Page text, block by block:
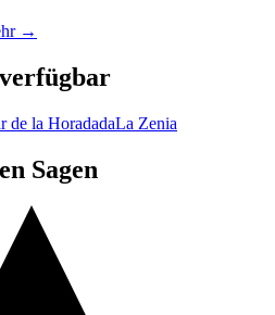
→
de la HoradadaLa Zenia
Sagen